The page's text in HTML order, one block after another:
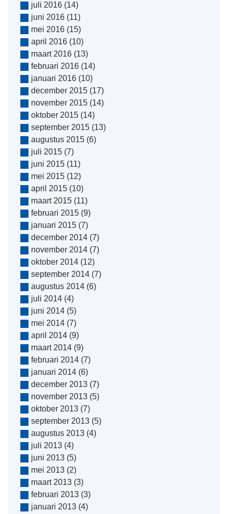
juli 2016(14)
juni 2016(11)
mei 2016(15)
april 2016(10)
maart 2016(13)
februari 2016(14)
januari 2016(10)
december 2015(17)
november 2015(14)
oktober 2015(14)
september 2015(13)
augustus 2015(6)
juli 2015(7)
juni 2015(11)
mei 2015(12)
april 2015(10)
maart 2015(11)
februari 2015(9)
januari 2015(7)
december 2014(7)
november 2014(7)
oktober 2014(12)
september 2014(7)
augustus 2014(6)
juli 2014(4)
juni 2014(5)
mei 2014(7)
april 2014(9)
maart 2014(9)
februari 2014(7)
januari 2014(6)
december 2013(7)
november 2013(5)
oktober 2013(7)
september 2013(5)
augustus 2013(4)
juli 2013(4)
juni 2013(5)
mei 2013(2)
maart 2013(3)
februari 2013(3)
januari 2013(4)